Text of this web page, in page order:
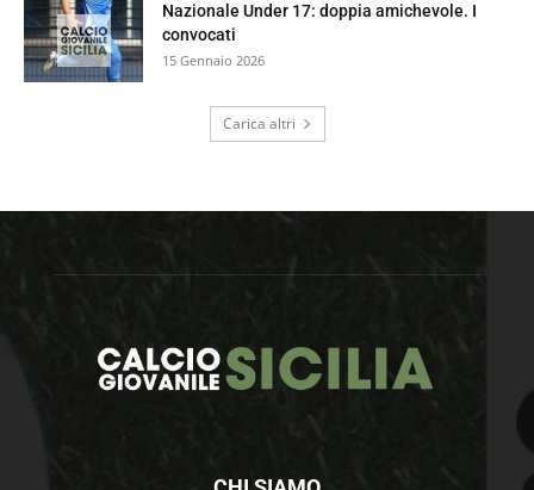
Nazionale Under 17: doppia amichevole. I
convocati
15 Gennaio 2026
Carica altri